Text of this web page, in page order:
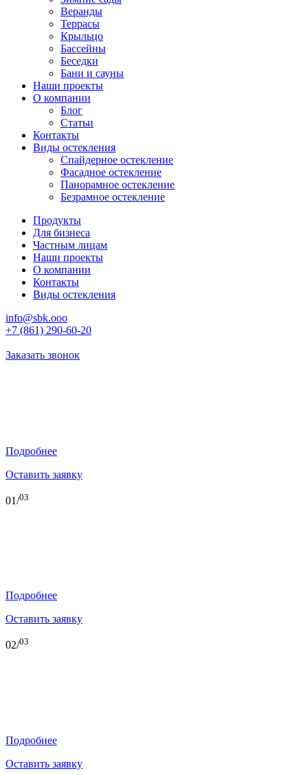
Веранды
Террасы
Крыльцо
Бассейны
Беседки
Бани и сауны
Наши проекты
О компании
Блог
Статьи
Контакты
Виды остекления
Спайдерное остекление
Фасадное остекление
Панорамное остекление
Безрамное остекление
Продукты
Для бизнеса
Частным лицам
Наши проекты
О компании
Контакты
Виды остекления
info@sbk.ooo
+7 (861) 290-60-20
Заказать звонок
Подробнее
Оставить заявку
01/03
Подробнее
Оставить заявку
02/03
Подробнее
Оставить заявку